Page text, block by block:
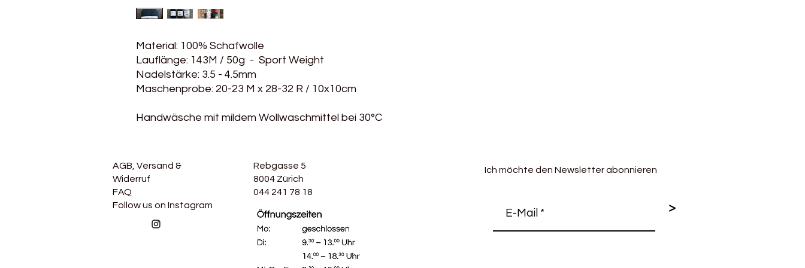
Material: 100% Schafwolle
Lauflänge: 143M / 50g - Sport Weight
Nadelstärke: 3.5 - 4.5mm
Maschenprobe: 20-23 M x 28-32 R / 10x10cm
Handwäsche mit mildem Wollwaschmittel bei 30°C
AGB, Versand &
Widerruf
FAQ
Follow us on Instagram
Rebgasse 5
8004 Zürich
044 241 78 18
Ich möchte den Newsletter abonnieren
>